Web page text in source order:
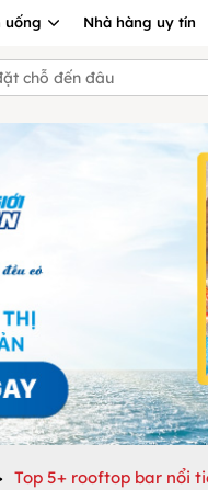
uống Nhà hàng uy tín
Top 5+ rooftop bar nổi